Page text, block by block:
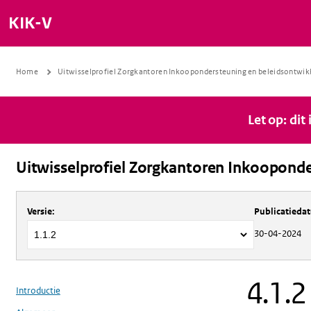
KIK-V
Home Uitwisselprofiel Zorgkantoren Inkoopondersteuning en
Let op: dit
Uitwisselprofiel Zorgkantoren
Over Uitwisselprofiel Zorgkantoren
Versie:
30-04-2024
Introductie